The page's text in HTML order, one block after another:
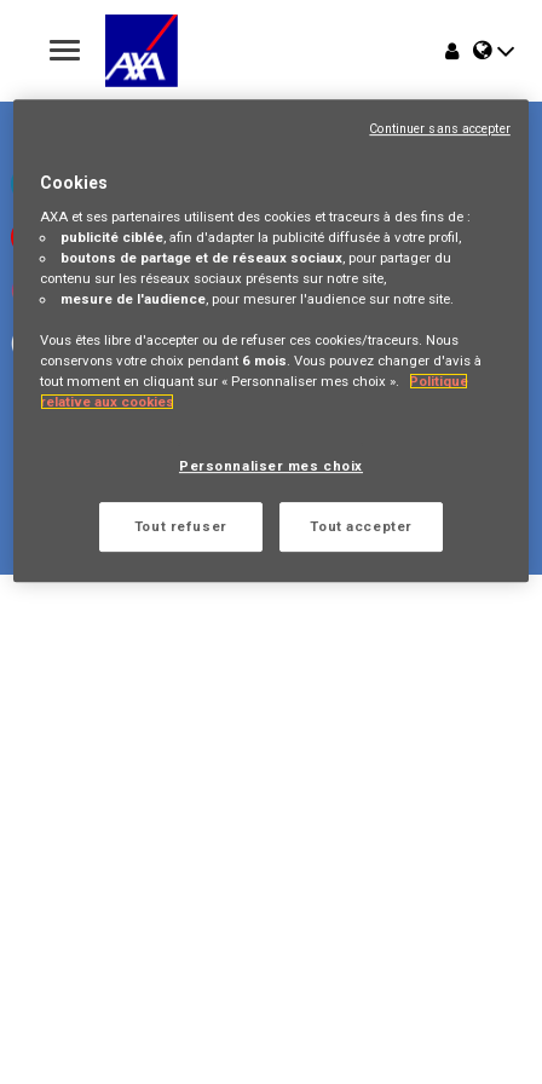
Toggle
navigation
Offres
Pourquoi AXA Belgium
Consultez notre page LinkedIn
Regardez nos vidéos sur Youtube
Visitez-nous sur Instagram
Suivez notre page Facebook
Confidentialité des données
FAQ
Cookie Policy
Legal Information
Cookies
AXA et ses partenaires utilisent des cookies et traceurs à des fins de :
publicité ciblée, afin d'adapter la publicité diffusée à votre profil,
boutons de partage et de réseaux sociaux, pour partager du
contenu sur les réseaux sociaux présents sur notre site,
mesure de l'audience, pour mesurer l'audience sur notre site.
Vous êtes libre d'accepter ou de refuser ces cookies/traceurs. Nous
conservons votre choix pendant 6 mois. Vous pouvez changer d'avis à
tout moment en cliquant sur « Personnaliser mes choix ».
Politique
relative aux cookies
Personnaliser mes choix
Tout refuser Tout accepter
Continuer sans accepter